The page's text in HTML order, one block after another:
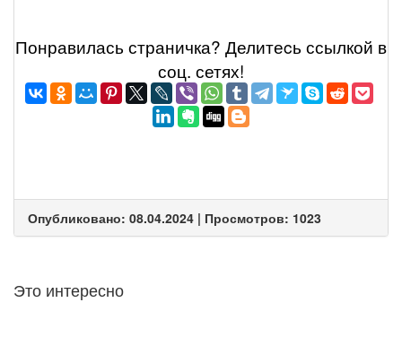
Понравилась страничка? Делитеcь ссылкой в
соц. сетях!
Опубликовано: 08.04.2024 | Просмотров: 1023
Это интересно